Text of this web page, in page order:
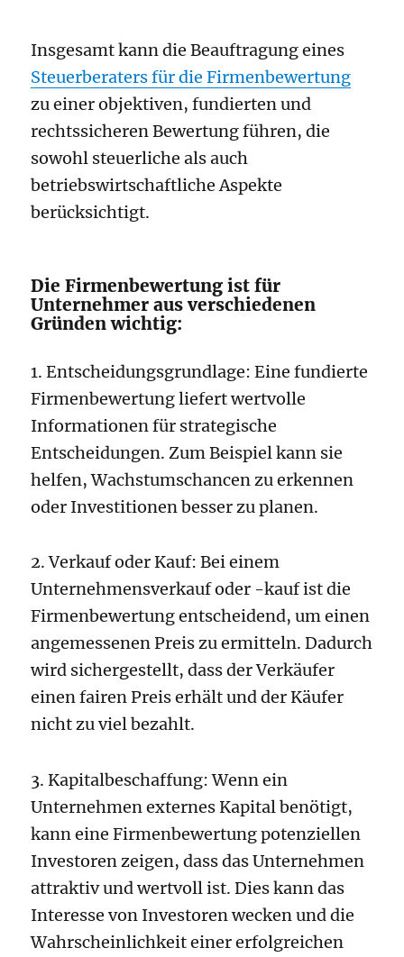
Insgesamt kann die Beauftragung eines
Steuerberaters für die Firmenbewertung
zu einer objektiven, fundierten und
rechtssicheren Bewertung führen, die
sowohl steuerliche als auch
betriebswirtschaftliche Aspekte
berücksichtigt.
Die Firmenbewertung ist für
Unternehmer aus verschiedenen
Gründen wichtig:
1. Entscheidungsgrundlage: Eine fundierte
Firmenbewertung liefert wertvolle
Informationen für strategische
Entscheidungen. Zum Beispiel kann sie
helfen, Wachstumschancen zu erkennen
oder Investitionen besser zu planen.
2. Verkauf oder Kauf: Bei einem
Unternehmensverkauf oder -kauf ist die
Firmenbewertung entscheidend, um einen
angemessenen Preis zu ermitteln. Dadurch
wird sichergestellt, dass der Verkäufer
einen fairen Preis erhält und der Käufer
nicht zu viel bezahlt.
3. Kapitalbeschaffung: Wenn ein
Unternehmen externes Kapital benötigt,
kann eine Firmenbewertung potenziellen
Investoren zeigen, dass das Unternehmen
attraktiv und wertvoll ist. Dies kann das
Interesse von Investoren wecken und die
Wahrscheinlichkeit einer erfolgreichen